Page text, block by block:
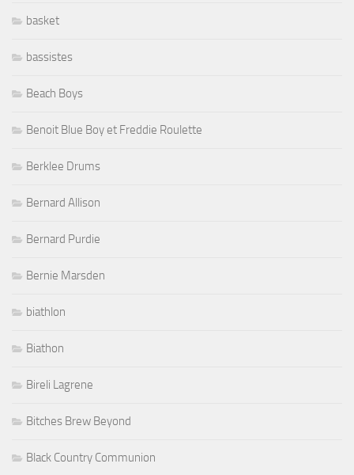
basket
bassistes
Beach Boys
Benoit Blue Boy et Freddie Roulette
Berklee Drums
Bernard Allison
Bernard Purdie
Bernie Marsden
biathlon
Biathon
Bireli Lagrene
Bitches Brew Beyond
Black Country Communion